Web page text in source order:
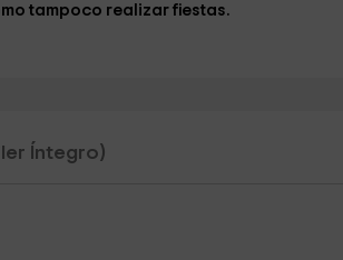
tampoco realizar fiestas.
Íntegro)